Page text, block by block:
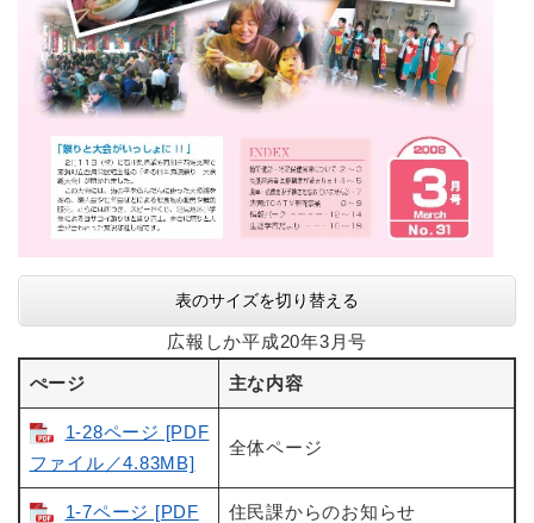
表のサイズを切り替える
広報しか平成20年3月号
ぺージ 主な内容
1-28ページ [PDF
ファイル／4.83MB]
全体ページ
1-7ページ [PDF
住民課からのお知らせ